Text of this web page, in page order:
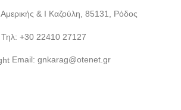
Αμερικής & Ι Καζούλη, 85131, Ρόδος
Τηλ: +30 22410 27127
Email: gnkarag@otenet.gr